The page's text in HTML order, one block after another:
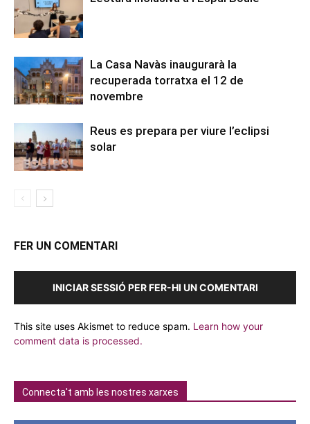
La Casa Navàs inaugurarà la
recuperada torratxa el 12 de
novembre
Reus es prepara per viure l’eclipsi
solar
FER UN COMENTARI
INICIAR SESSIÓ PER FER-HI UN COMENTARI
This site uses Akismet to reduce spam. Learn how your
comment data is processed.
Connecta't amb les nostres xarxes